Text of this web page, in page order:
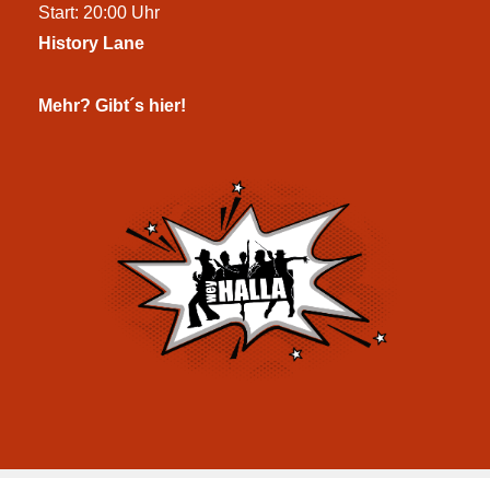
Start: 20:00 Uhr
History Lane
Mehr? Gibt´s hier!